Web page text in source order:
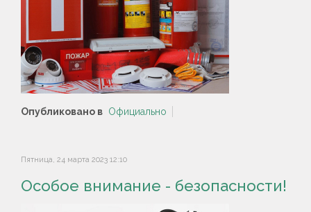
Опубликовано в Официально
Пятница, 24 марта 2023 12:10
Особое внимание - безопасности!